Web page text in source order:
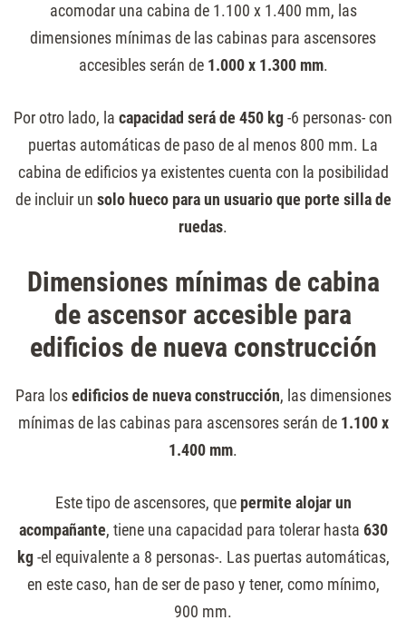
acomodar una cabina de 1.100 x 1.400 mm, las
dimensiones mínimas de las cabinas para ascensores
accesibles serán de 1.000 x 1.300 mm.
Por otro lado, la capacidad será de 450 kg-6 personas- con
puertas automáticas de paso de al menos 800 mm. La
cabina de edificios ya existentes cuenta con la posibilidad
de incluir un solo hueco para un usuario que porte silla de
ruedas.
Dimensiones mínimas de cabina
de ascensor accesible para
edificios de nueva construcción
Para losedificios de nueva construcción, las dimensiones
mínimas de las cabinas para ascensores serán de 1.100 x
1.400 mm.
Este tipo de ascensores, quepermite alojar un
acompañante, tiene una capacidad para tolerar hasta 630
kg-el equivalente a 8 personas-. Las puertas automáticas,
en este caso, han de ser de paso y tener, como mínimo,
900 mm.